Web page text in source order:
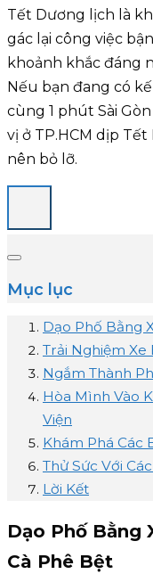
Tết Dương lịch là
gác lại công việc
khoảnh khắc đáng
Nếu bạn đang có
cùng 1 phút Sài
vị ở TP.HCM dịp
nên bỏ lỡ.
Mục lục
Dạo Phố Bằng
Trải Nghiệm
Ngắm Thành
Hòa Mình Vào
Viện
Khám Phá Các
Thử Sức Với
Lời Kết
Dạo Phố Bằng
Cà Phê Bệt